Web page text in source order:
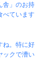
舎」のお持
べています
ね。特に好
ックで漕い